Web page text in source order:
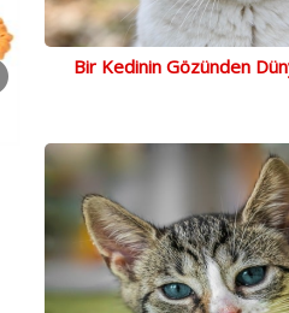
Doggie Gerçek Deriden El
Yapımı Dragon Model Köpek
Göğüs Tasması - XL-3x75-
90cm - Black
5.406,00 ₺
Bir Kedinin Gözünden